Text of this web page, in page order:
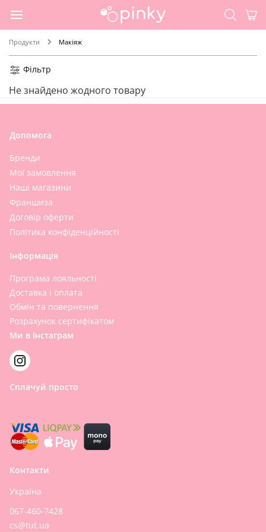
Продукти Макіяж
Фільтр
Не знайдено жодного товару
Допомога
Бренди
Мої замовлення
Наші магазини
Франшиза
Договір оферти
Політика конфіденційності
Інформація
Програма лояльності
Доставка і оплата
Обмін та повернення
Розрахунок сертифікатом
Ми в Інстаграм
Сплачуй просто
Контакти
Україна
067-460-7428
cs@tut.ua